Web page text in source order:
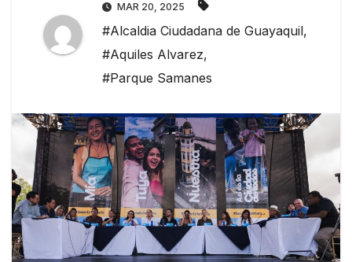
MAR 20, 2025
#Alcaldia Ciudadana de Guayaquil,
#Aquiles Alvarez,
#Parque Samanes